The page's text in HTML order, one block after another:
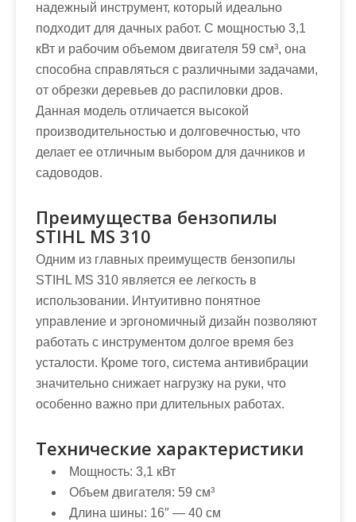
надежный инструмент, который идеально
подходит для дачных работ. С мощностью 3,1
кВт и рабочим объемом двигателя 59 см³, она
способна справляться с различными задачами,
от обрезки деревьев до распиловки дров.
Данная модель отличается высокой
производительностью и долговечностью, что
делает ее отличным выбором для дачников и
садоводов.
Преимущества бензопилы
STIHL MS 310
Одним из главных преимуществ бензопилы
STIHL MS 310 является ее легкость в
использовании. Интуитивно понятное
управление и эргономичный дизайн позволяют
работать с инструментом долгое время без
усталости. Кроме того, система антивибрации
значительно снижает нагрузку на руки, что
особенно важно при длительных работах.
Технические характеристики
Мощность: 3,1 кВт
Объем двигателя: 59 см³
Длина шины: 16″ — 40 см